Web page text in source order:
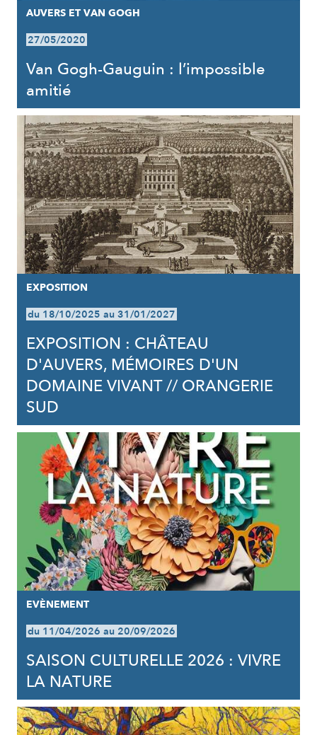
AUVERS ET VAN GOGH
27/05/2020
Van Gogh-Gauguin : l’impossible
amitié
EXPOSITION
du 18/10/2025 au 31/01/2027
EXPOSITION : CHÂTEAU
D'AUVERS, MÉMOIRES D'UN
DOMAINE VIVANT // ORANGERIE
SUD
EVÈNEMENT
du 11/04/2026 au 20/09/2026
SAISON CULTURELLE 2026 : VIVRE
LA NATURE